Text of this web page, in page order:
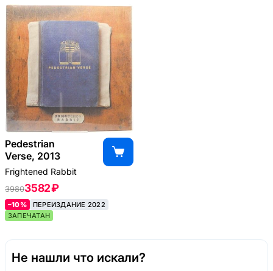
Pedestrian
Verse, 2013
Frightened Rabbit
39803582 ₽
–10%
ПЕРЕИЗДАНИЕ 2022
ЗАПЕЧАТАН
Не нашли что искали?